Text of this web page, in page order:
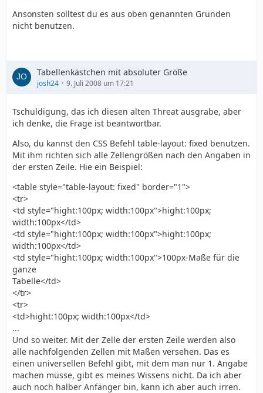
Ansonsten solltest du es aus oben genannten Gründen
nicht benutzen.
Tabellenkästchen mit absoluter Größe
josh24 9. Juli 2008 um 17:21
Tschuldigung, das ich diesen alten Threat ausgrabe, aber
ich denke, die Frage ist beantwortbar.
Also, du kannst den CSS Befehl table-layout: fixed benutzen.
Mit ihm richten sich alle Zellengrößen nach den Angaben in
der ersten Zeile. Hie ein Beispiel:
<table style="table-layout: fixed" border="1">
<tr>
<td style="hight:100px; width:100px">hight:100px;
width:100px</td>
<td style="hight:100px; width:100px">hight:100px;
width:100px</td>
<td style="hight:100px; width:100px">100px-Maße für die
ganze
Tabelle</td>
</tr>
<tr>
<td>hight:100px; width:100px</td>
...
Und so weiter. Mit der Zelle der ersten Zeile werden also
alle nachfolgenden Zellen mit Maßen versehen. Das es
einen universellen Befehl gibt, mit dem man nur 1. Angabe
machen müsse, gibt es meines Wissens nicht. Da ich aber
auch noch halber Anfänger bin, kann ich aber auch irren.